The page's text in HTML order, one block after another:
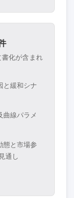
化が含まれ
と緩和シナ
曲線パラメ
態と市場参
通し